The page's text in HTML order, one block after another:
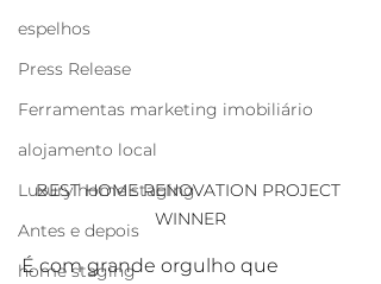
espelhos
Press Release
Ferramentas marketing imobiliário
alojamento local
Luxury home staging
Antes e depois
home staging
BEST HOME RENOVATION PROJECT
WINNER
É com grande orgulho que